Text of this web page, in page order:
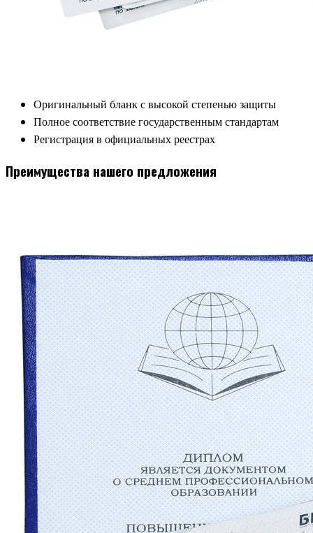
Оригинальный бланк с высокой степенью защиты
Полное соответствие государственным стандартам
Регистрация в официальных реестрах
Преимущества нашего предложения